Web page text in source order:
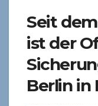
Seit
ist der
Berlin in